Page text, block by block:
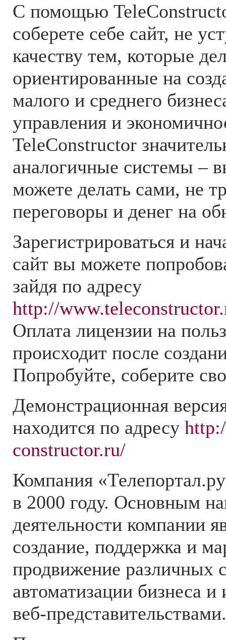
С помощью
соберете себе сайт, не
качеству тем, которые
ориентированные на
малого и среднего
управления и
TeleConstructor
аналогичные системы –
можете делать сами, не
переговоры и денег на
Зарегистрироваться и
сайт вы можете
зайдя по адресу
http://
Оплата лицензии на
происходит после
Попробуйте, соберите
Демонстрационная
находится по адресу
constructor.ru/
Компания
в 2000 году. Основным
деятельности компании
создание, поддержка и
продвижение различных
автоматизации бизнеса и
веб-представительствами.